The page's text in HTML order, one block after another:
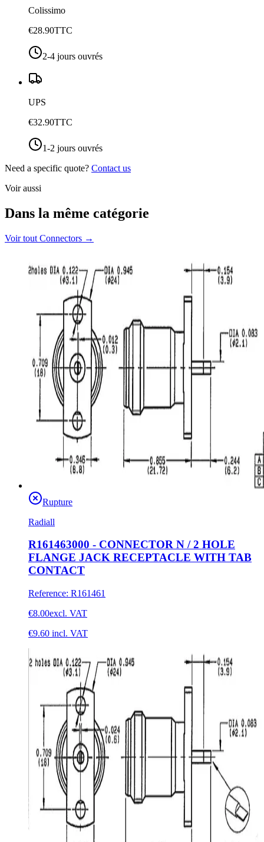
Colissimo
€28.90TTC
2-4 jours ouvrés
UPS
€32.90TTC
1-2 jours ouvrés
Need a specific quote? Contact us
Voir aussi
Dans la même catégorie
Voir tout Connectors →
Rupture
Radiall
R161463000 - CONNECTOR N / 2 HOLE
FLANGE JACK RECEPTACLE WITH TAB
CONTACT
Reference: R161461
€8.00excl. VAT
€9.60 incl. VAT